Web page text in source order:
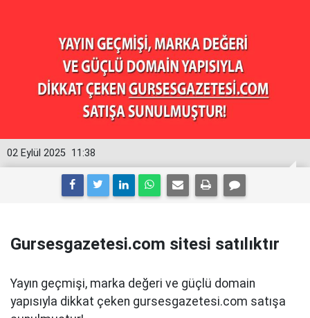
11:38
02 Eylül 2025
Gursesgazetesi.com sitesi satılıktır
Yayın geçmişi, marka değeri ve güçlü domain
yapısıyla dikkat çeken gursesgazetesi.com satışa